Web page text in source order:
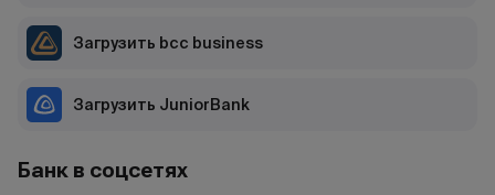
Банк в соцсетях
Загрузить bcc business
Загрузить JuniorBank